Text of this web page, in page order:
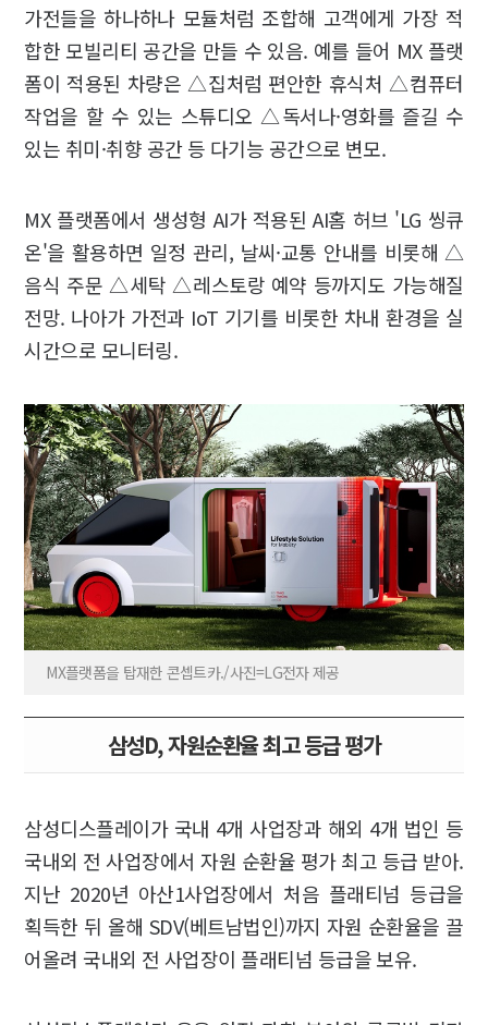
가전들을 하나하나 모듈처럼 조합해 고객에게 가장 적
합한 모빌리티 공간을 만들 수 있음. 예를 들어 MX 플랫
폼이 적용된 차량은 △집처럼 편안한 휴식처 △컴퓨터
작업을 할 수 있는 스튜디오 △독서나·영화를 즐길 수
있는 취미·취향 공간 등 다기능 공간으로 변모.
MX 플랫폼에서 생성형 AI가 적용된 AI홈 허브 'LG 씽큐
온'을 활용하면 일정 관리, 날씨·교통 안내를 비롯해 △
음식 주문 △세탁 △레스토랑 예약 등까지도 가능해질
전망. 나아가 가전과 IoT 기기를 비롯한 차내 환경을 실
시간으로 모니터링.
MX플랫폼을 탑재한 콘셉트카./사진=LG전자 제공
삼성D, 자원순환율 최고 등급 평가
삼성디스플레이가 국내 4개 사업장과 해외 4개 법인 등
국내외 전 사업장에서 자원 순환율 평가 최고 등급 받아.
지난 2020년 아산1사업장에서 처음 플래티넘 등급을
획득한 뒤 올해 SDV(베트남법인)까지 자원 순환율을 끌
어올려 국내외 전 사업장이 플래티넘 등급을 보유.